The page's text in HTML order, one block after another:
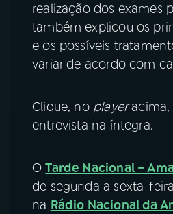
realização dos exames
também explicou os
e os possíveis
variar de acordo com
Clique, no playeracima,
entrevista na íntegra.
OTarde Nacional –
de segunda a sexta-
na Rádio Nacional da